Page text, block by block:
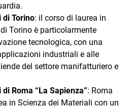
di Torino: il corso di laurea in
Torino è particolarmente
tecnologica, con una
industriali e alle
del settore manifatturiero e
Roma “La Sapienza”: Roma
in Scienza dei Materiali con un